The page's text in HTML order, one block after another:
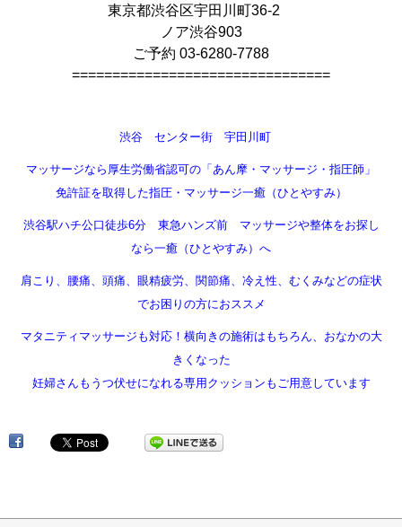
東京都渋谷区宇田川町36-2
ノア渋谷903
ご予約 03-6280-7788
================================
渋谷 センター街 宇田川町
マッサージなら厚生労働省認可の「あん摩・マッサージ・指圧師」
免許証を取得した指圧・マッサージ一癒（ひとやすみ）
渋谷駅ハチ公口徒歩6分 東急ハンズ前 マッサージや整体をお探し
なら一癒（ひとやすみ）へ
肩こり、腰痛、頭痛、眼精疲労、関節痛、冷え性、むくみなどの症状
でお困りの方におススメ
マタニティマッサージも対応！横向きの施術はもちろん、おなかの大
きくなった
妊婦さんもうつ伏せになれる専用クッションもご用意しています